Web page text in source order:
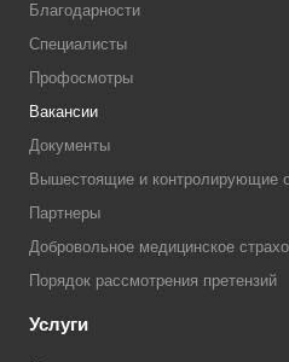
Благодарности
Специалисты
Профосмотры
Вакансии
Документы
Вышестоящие и контролирующие
Партнеры
Добровольное медицинское
Порядок рассмотрения претензий
Услуги